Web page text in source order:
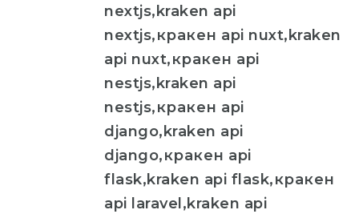
nextjs,kraken api
nextjs,кракен api nuxt,kraken
api nuxt,кракен api
nestjs,kraken api
nestjs,кракен api
django,kraken api
django,кракен api
flask,kraken api flask,кракен
api laravel,kraken api